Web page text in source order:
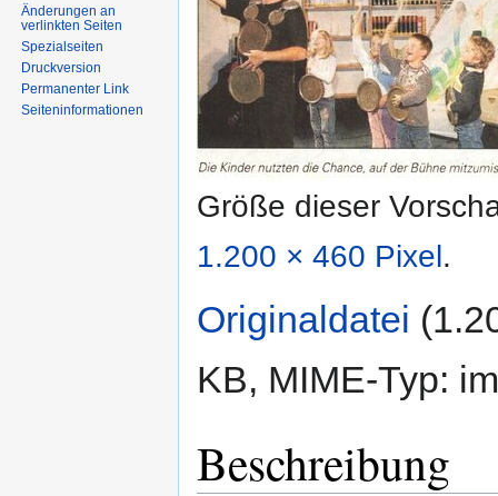
Größe dieser
1.200 × 460 Pixel.
Originaldatei
KB, MIME-Typ:
Beschreibung
Änderungen an
verlinkten Seiten
Spezialseiten
Druckversion
Permanenter Link
Seiten­informationen